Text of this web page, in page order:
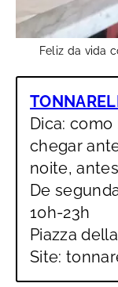
Feliz da vida
Dica:
chegar
noite,
De
10h-23h
Piazza
Site: